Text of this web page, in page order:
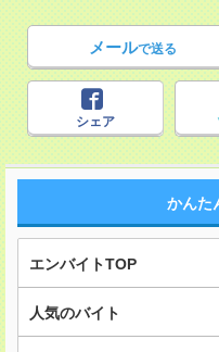
メールで送る
シェア
かんた
エンバイトTOP
人気のバイト